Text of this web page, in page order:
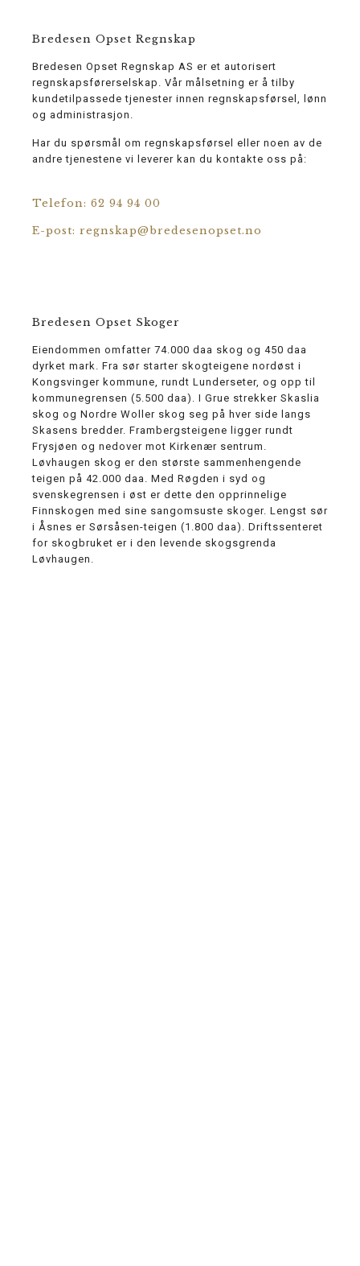
Bredesen Opset Regnskap
Bredesen Opset Regnskap AS er et autorisert
regnskapsførerselskap. Vår målsetning er å tilby
kundetilpassede tjenester innen regnskapsførsel, lønn
og administrasjon.
Har du spørsmål om regnskapsførsel eller noen av de
andre tjenestene vi leverer kan du kontakte oss på:
Telefon: 62 94 94 00
E-post: regnskap@bredesenopset.no
Bredesen Opset Skoger
Eiendommen omfatter 74.000 daa skog og 450 daa
dyrket mark. Fra sør starter skogteigene nordøst i
Kongsvinger kommune, rundt Lunderseter, og opp til
kommunegrensen (5.500 daa). I Grue strekker Skaslia
skog og Nordre Woller skog seg på hver side langs
Skasens bredder. Frambergsteigene ligger rundt
Frysjøen og nedover mot Kirkenær sentrum.
Løvhaugen skog er den største sammenhengende
teigen på 42.000 daa. Med Røgden i syd og
svenskegrensen i øst er dette den opprinnelige
Finnskogen med sine sangomsuste skoger. Lengst sør
i Åsnes er Sørsåsen-teigen (1.800 daa). Driftssenteret
for skogbruket er i den levende skogsgrenda
Løvhaugen.